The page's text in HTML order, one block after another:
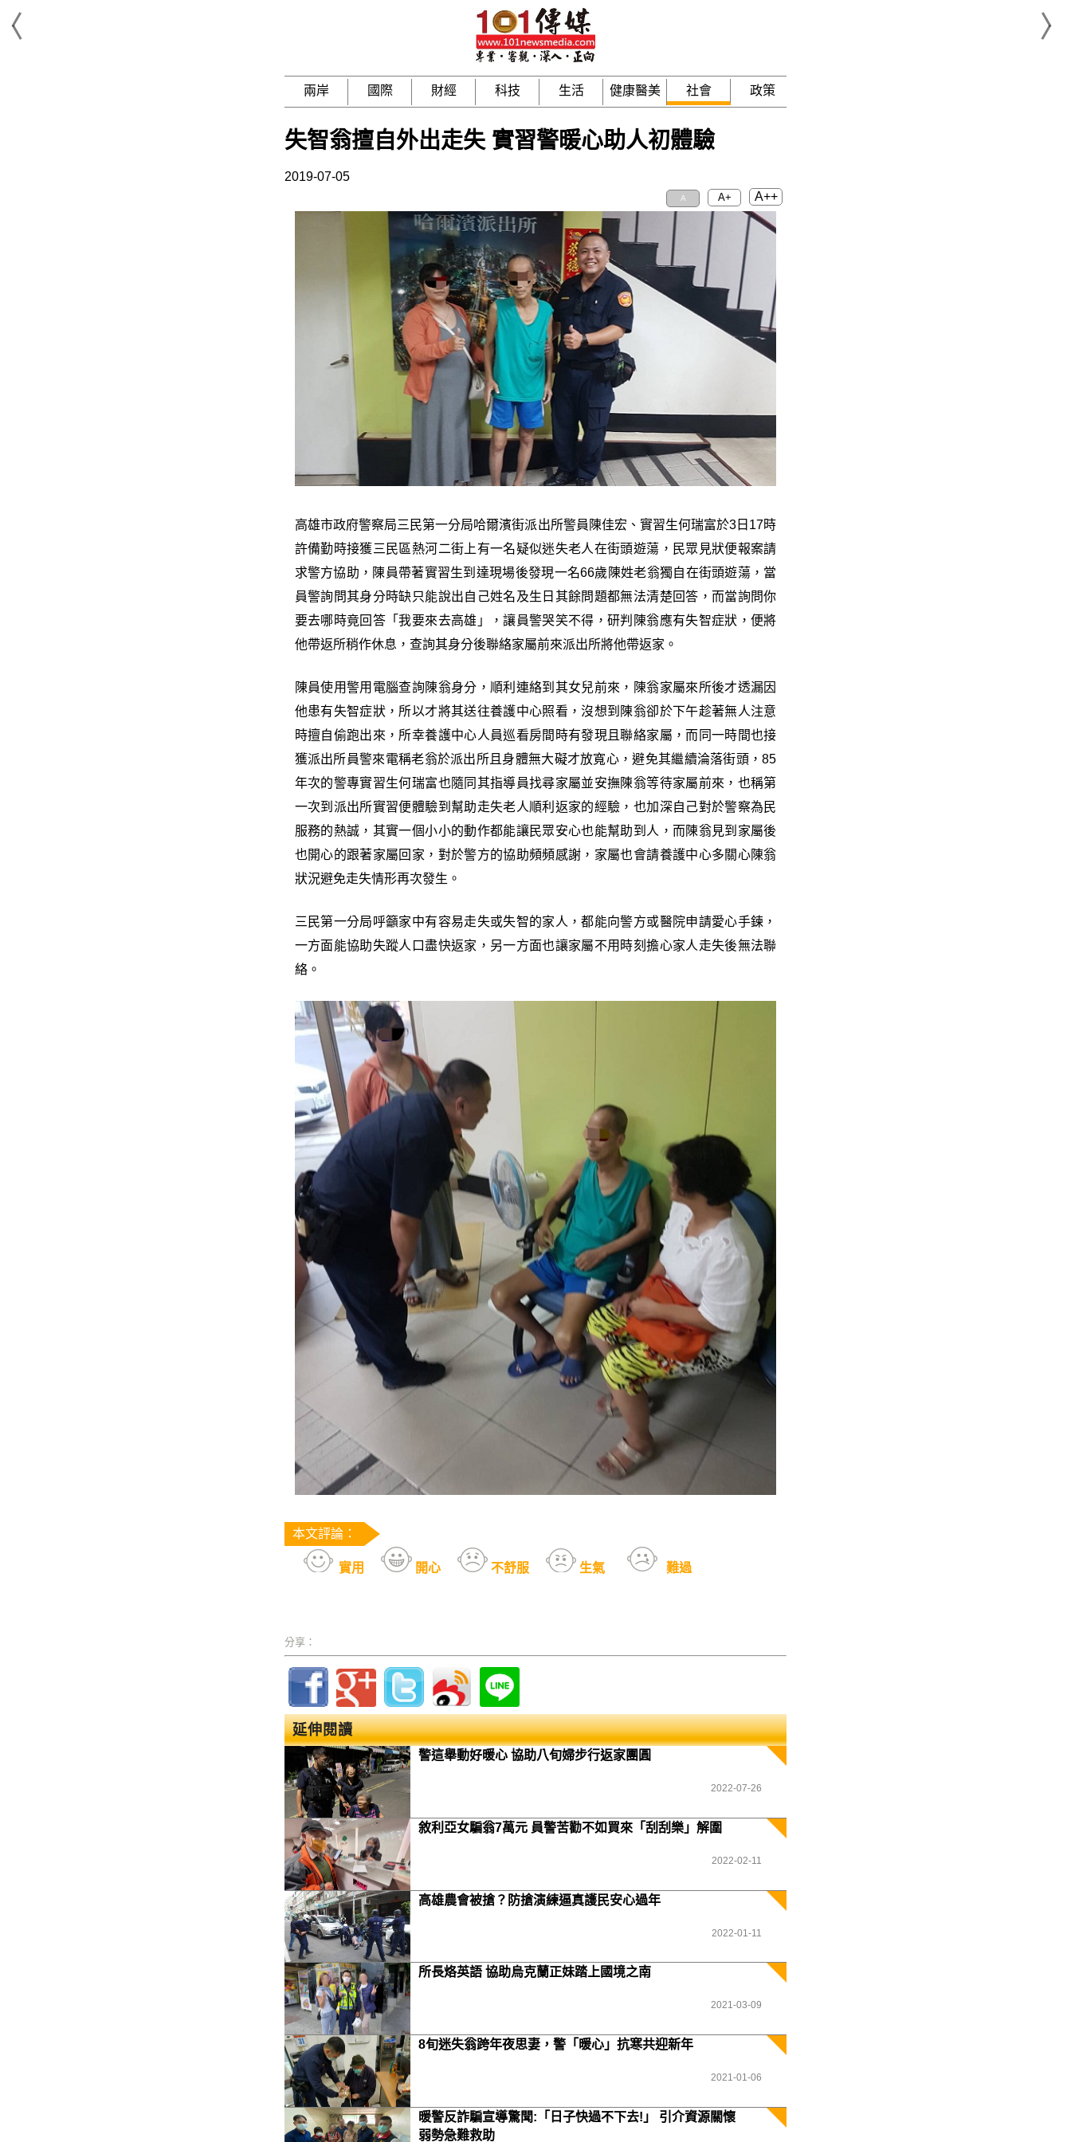
兩岸 國際 財經 科技 生活 健康醫美 社會 政策
失智翁擅自外出走失 實習警暖心助人初體驗
2019-07-05
A A+ A++
高雄市政府警察局三民第一分局哈爾濱街派出所警員陳佳宏、實習生何瑞富於3日17時
許備勤時接獲三民區熱河二街上有一名疑似迷失老人在街頭遊蕩，民眾見狀便報案請
求警方協助，陳員帶著實習生到達現場後發現一名66歲陳姓老翁獨自在街頭遊蕩，當
員警詢問其身分時缺只能說出自己姓名及生日其餘問題都無法清楚回答，而當詢問你
要去哪時竟回答「我要來去高雄」，讓員警哭笑不得，研判陳翁應有失智症狀，便將
他帶返所稍作休息，查詢其身分後聯絡家屬前來派出所將他帶返家。
陳員使用警用電腦查詢陳翁身分，順利連絡到其女兒前來，陳翁家屬來所後才透漏因
他患有失智症狀，所以才將其送往養護中心照看，沒想到陳翁卻於下午趁著無人注意
時擅自偷跑出來，所幸養護中心人員巡看房間時有發現且聯絡家屬，而同一時間也接
獲派出所員警來電稱老翁於派出所且身體無大礙才放寬心，避免其繼續淪落街頭，85
年次的警專實習生何瑞富也隨同其指導員找尋家屬並安撫陳翁等待家屬前來，也稱第
一次到派出所實習便體驗到幫助走失老人順利返家的經驗，也加深自己對於警察為民
服務的熱誠，其實一個小小的動作都能讓民眾安心也能幫助到人，而陳翁見到家屬後
也開心的跟著家屬回家，對於警方的協助頻頻感謝，家屬也會請養護中心多關心陳翁
狀況避免走失情形再次發生。
三民第一分局呼籲家中有容易走失或失智的家人，都能向警方或醫院申請愛心手鍊，
一方面能協助失蹤人口盡快返家，另一方面也讓家屬不用時刻擔心家人走失後無法聯
絡。
本文評論：
實用 開心 不舒服 生氣 難過
分享：
延伸閱讀
警這舉動好暖心 協助八旬婦步行返家團圓
2022-07-26
敘利亞女騙翁7萬元 員警苦勸不如買來「刮刮樂」解圍
2022-02-11
高雄農會被搶？防搶演練逼真護民安心過年
2022-01-11
所長烙英語 協助烏克蘭正妹踏上國境之南
2021-03-09
8旬迷失翁跨年夜思妻，警「暖心」抗寒共迎新年
2021-01-06
暖警反詐騙宣導驚聞:「日子快過不下去!」 引介資源關懷
弱勢急難救助